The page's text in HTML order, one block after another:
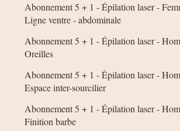
Abonnement 5 + 1 - Épilation laser -
Ligne ventre - abdominale
Abonnement 5 + 1 - Épilation laser -
Oreilles
Abonnement 5 + 1 - Épilation laser -
Espace inter-sourcilier
Abonnement 5 + 1 - Épilation laser -
Finition barbe